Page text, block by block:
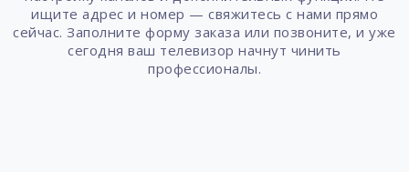
ищите адрес и номер — свяжитесь с нами прямо
сейчас. Заполните форму заказа или позвоните, и уже
сегодня ваш телевизор начнут чинить
профессионалы.